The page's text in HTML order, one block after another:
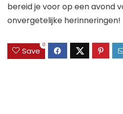
bereid je voor op een avond
onvergetelijke herinneringen!
Save
0